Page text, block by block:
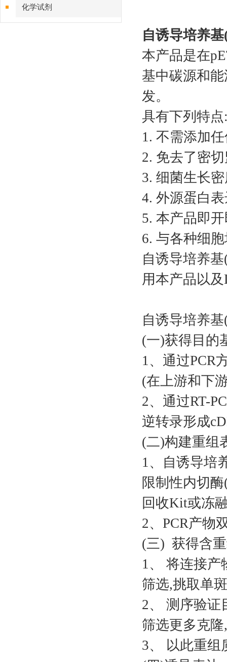
化学试剂
自诱导培养
本产品是在
基中碳源和
发。
具有下列特点
1. 不需添加
2. 免去了密
3. 细菌生长
4. 外源蛋白
5. 本产品即
6. 与各种细
自诱导培养
用本产品以
自诱导培养
(一)获得目的
1、通过PCR
(在上游和下
2、通过RT-
逆转录形成
(二)构建重组
1、自诱导培
限制性内切
回收Kit或冻
2、PCR产物
(三) 获得含
1、 将连接产
筛选,挑取单
2、 测序验证
筛选更多克
3、 以此重组